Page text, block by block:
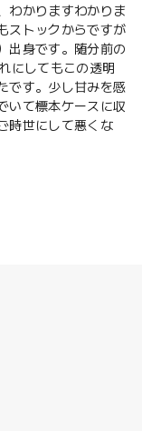
わかりますわかりま
ストックからですが
出身です。随分前の
にしてもこの透明
です。少し甘みを感
いて標本ケースに収
時世にして悪くな